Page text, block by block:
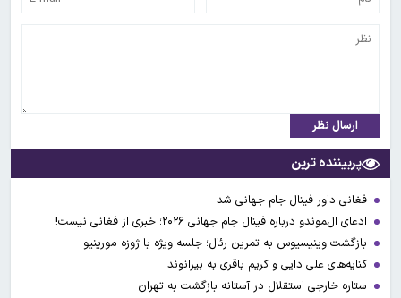
ارسال نظر
پربیننده ترین
فغانی داور فینال جام جهانی شد
ادعای ال‌‍موندو درباره فینال جام جهانی ۲۰۲۶؛ خبری از فغانی نیست!
بازگشت وینیسیوس به تمرین رئال؛ جلسه ویژه با ژوزه مورینیو
کنایه‌های علی دایی و کریم باقری به بیرانوند
ستاره خارجی استقلال در آستانه بازگشت به تهران